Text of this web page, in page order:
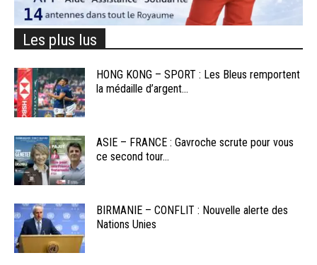
Les plus lus
HONG KONG – SPORT : Les Bleus remportent
la médaille d’argent...
ASIE – FRANCE : Gavroche scrute pour vous
ce second tour...
BIRMANIE – CONFLIT : Nouvelle alerte des
Nations Unies